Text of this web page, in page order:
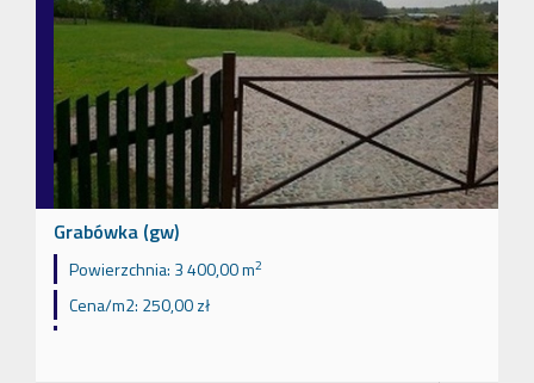
Grabówka (gw)
Powierzchnia: 3 400,00 m2
Cena/m2: 250,00 zł